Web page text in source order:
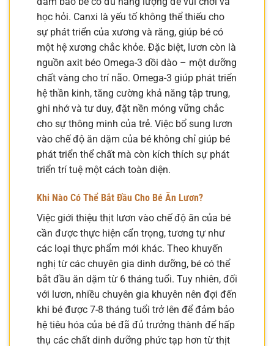
học hỏi. Canxi là yếu tố không thể thiếu cho
sự phát triển của xương và răng, giúp bé có
một hệ xương chắc khỏe. Đặc biệt, lươn còn là
nguồn axit béo Omega-3 dồi dào – một dưỡng
chất vàng cho trí não. Omega-3 giúp phát triển
hệ thần kinh, tăng cường khả năng tập trung,
ghi nhớ và tư duy, đặt nền móng vững chắc
cho sự thông minh của trẻ. Việc bổ sung lươn
vào chế độ ăn dặm của bé không chỉ giúp bé
phát triển thể chất mà còn kích thích sự phát
triển trí tuệ một cách toàn diện.
Khi Nào Có Thể Bắt Đầu Cho Bé Ăn Lươn?
Việc giới thiệu thịt lươn vào chế độ ăn của bé
cần được thực hiện cẩn trọng, tương tự như
các loại thực phẩm mới khác. Theo khuyến
nghị từ các chuyên gia dinh dưỡng, bé có thể
bắt đầu ăn dặm từ 6 tháng tuổi. Tuy nhiên, đối
với lươn, nhiều chuyên gia khuyên nên đợi đến
khi bé được 7-8 tháng tuổi trở lên để đảm bảo
hệ tiêu hóa của bé đã đủ trưởng thành để hấp
thụ các chất dinh dưỡng phức tạp hơn từ thịt